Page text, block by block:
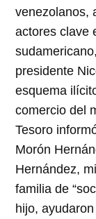
venezolanos,
actores clave
presidente
esquema
comercio del
Tesoro
Morón
Hernández,
familia de
hijo,